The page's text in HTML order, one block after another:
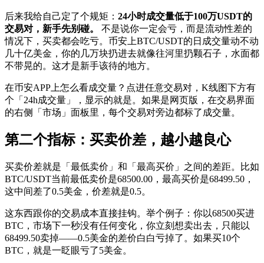
后来我给自己定了个规矩： 24小时成交量低于100万USDT的
交易对，新手先别碰。
不是说你一定会亏，而是流动性差的
情况下，买卖都会吃亏。币安上BTC/USDT的日成交量动不动
几十亿美金，你的几万块扔进去就像往河里扔颗石子，水面都
不带晃的。这才是新手该待的地方。
在币安APP上怎么看成交量？点进任意交易对，K线图下方有
个「24h成交量」，显示的就是。如果是网页版，在交易界面
的右侧「市场」面板里，每个交易对旁边都标了成交量。
第二个指标：买卖价差，越小越良心
买卖价差就是「最低卖价」和「最高买价」之间的差距。比如
BTC/USDT当前最低卖价是68500.00，最高买价是68499.50，
这中间差了0.5美金，价差就是0.5。
这东西跟你的交易成本直接挂钩。举个例子：你以68500买进
BTC，市场下一秒没有任何变化，你立刻想卖出去，只能以
68499.50卖掉——0.5美金的差价白白亏掉了。如果买10个
BTC，就是一眨眼亏了5美金。